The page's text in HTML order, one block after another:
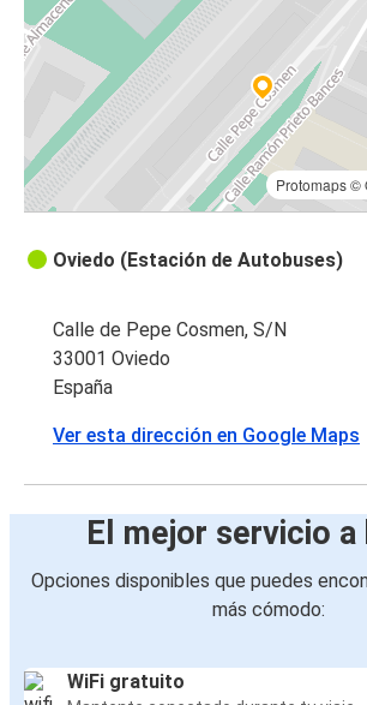
Protomaps©
Oviedo (Estación de Autobuses)
Calle de Pepe Cosmen, S/N
33001 Oviedo
España
Ver esta dirección en Google Maps
El mejor servicio a
Opciones disponibles que puedes
más cómodo:
WiFi gratuito